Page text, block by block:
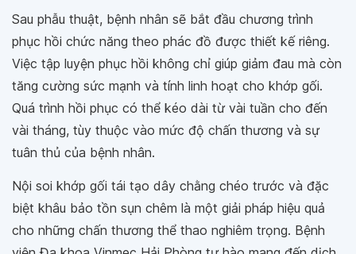
Sau phẫu thuật, bệnh nhân sẽ bắt đầu chương trình
phục hồi chức năng theo phác đồ được thiết kế riêng.
Việc tập luyện phục hồi không chỉ giúp giảm đau mà còn
tăng cường sức mạnh và tính linh hoạt cho khớp gối.
Quá trình hồi phục có thể kéo dài từ vài tuần cho đến
vài tháng, tùy thuộc vào mức độ chấn thương và sự
tuân thủ của bệnh nhân.
Nội soi khớp gối tái tạo dây chằng chéo trước và đặc
biệt khâu bảo tồn sụn chêm là một giải pháp hiệu quả
cho những chấn thương thể thao nghiêm trọng. Bệnh